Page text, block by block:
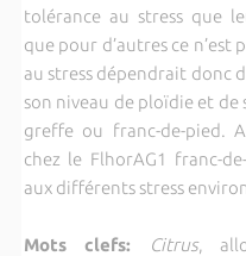
tolérance au stress que
que pour d’autres ce n’est
au stress dépendrait donc
son niveau de ploïdie et
greffe ou franc-de-pied.
chez le FlhorAG1 franc-
aux différents stress
Mots clefs: Citrus,